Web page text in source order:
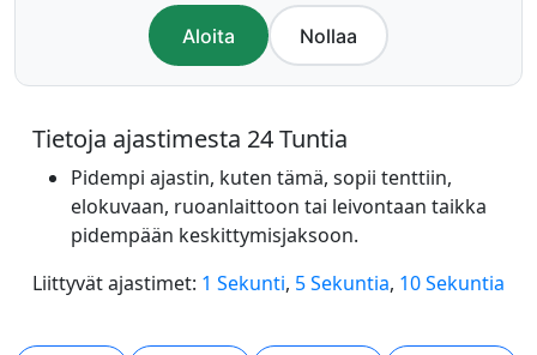
Aloita Nollaa
Tietoja ajastimesta 24 Tuntia
Pidempi ajastin, kuten tämä, sopii tenttiin,
elokuvaan, ruoanlaittoon tai leivontaan taikka
pidempään keskittymisjaksoon.
Liittyvät ajastimet: 1 Sekunti, 5 Sekuntia, 10 Sekuntia